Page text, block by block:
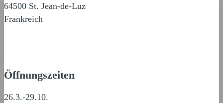
64500 St. Jean-de-Luz
Frankreich
Öffnungszeiten
26.3.-29.10.